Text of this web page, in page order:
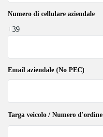
Numero di cellulare aziendale
+39
Email aziendale (No PEC)
Targa veicolo / Numero d'ordine